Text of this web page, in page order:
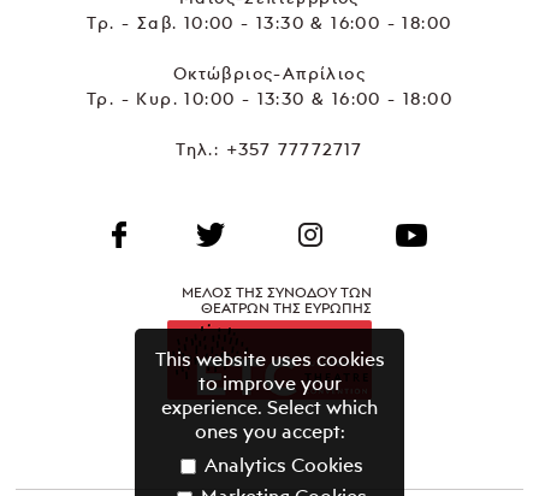
Τρ. - Σαβ. 10:00 - 13:30 & 16:00 - 18:00
Οκτώβριος-Απρίλιος
Τρ. - Κυρ. 10:00 - 13:30 & 16:00 - 18:00
Τηλ.: +357 77772717
ΜΕΛΟΣ ΤΗΣ ΣΥΝΟΔΟΥ ΤΩΝ
ΘΕΑΤΡΩΝ ΤΗΣ ΕΥΡΩΠΗΣ
This website uses cookies
to improve your
experience. Select which
ones you accept:
Analytics Cookies